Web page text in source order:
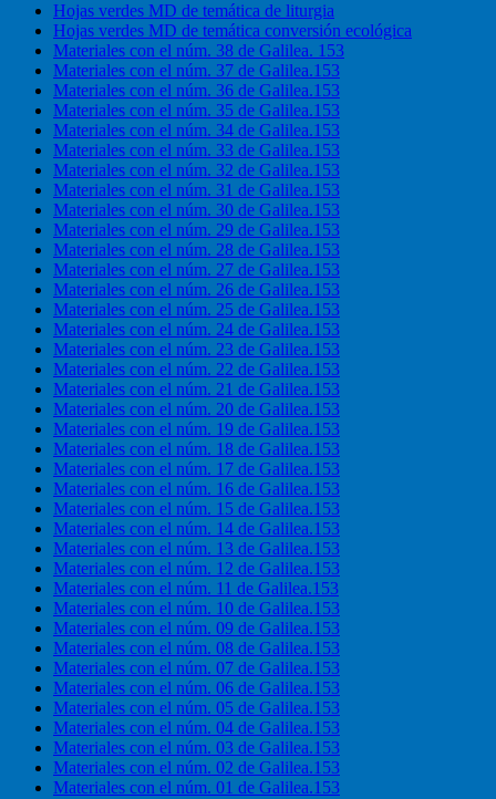
Hojas verdes MD de temática de liturgia
Hojas verdes MD de temática conversión ecológica
Materiales con el núm. 38 de Galilea. 153
Materiales con el núm. 37 de Galilea.153
Materiales con el núm. 36 de Galilea.153
Materiales con el núm. 35 de Galilea.153
Materiales con el núm. 34 de Galilea.153
Materiales con el núm. 33 de Galilea.153
Materiales con el núm. 32 de Galilea.153
Materiales con el núm. 31 de Galilea.153
Materiales con el núm. 30 de Galilea.153
Materiales con el núm. 29 de Galilea.153
Materiales con el núm. 28 de Galilea.153
Materiales con el núm. 27 de Galilea.153
Materiales con el núm. 26 de Galilea.153
Materiales con el núm. 25 de Galilea.153
Materiales con el núm. 24 de Galilea.153
Materiales con el núm. 23 de Galilea.153
Materiales con el núm. 22 de Galilea.153
Materiales con el núm. 21 de Galilea.153
Materiales con el núm. 20 de Galilea.153
Materiales con el núm. 19 de Galilea.153
Materiales con el núm. 18 de Galilea.153
Materiales con el núm. 17 de Galilea.153
Materiales con el núm. 16 de Galilea.153
Materiales con el núm. 15 de Galilea.153
Materiales con el núm. 14 de Galilea.153
Materiales con el núm. 13 de Galilea.153
Materiales con el núm. 12 de Galilea.153
Materiales con el núm. 11 de Galilea.153
Materiales con el núm. 10 de Galilea.153
Materiales con el núm. 09 de Galilea.153
Materiales con el núm. 08 de Galilea.153
Materiales con el núm. 07 de Galilea.153
Materiales con el núm. 06 de Galilea.153
Materiales con el núm. 05 de Galilea.153
Materiales con el núm. 04 de Galilea.153
Materiales con el núm. 03 de Galilea.153
Materiales con el núm. 02 de Galilea.153
Materiales con el núm. 01 de Galilea.153